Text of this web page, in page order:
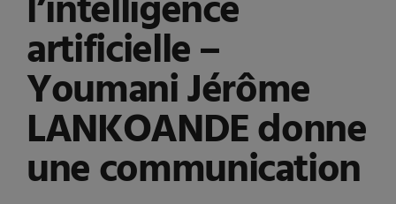
artificielle –
Youmani Jérôme
LANKOANDE donne
une communication